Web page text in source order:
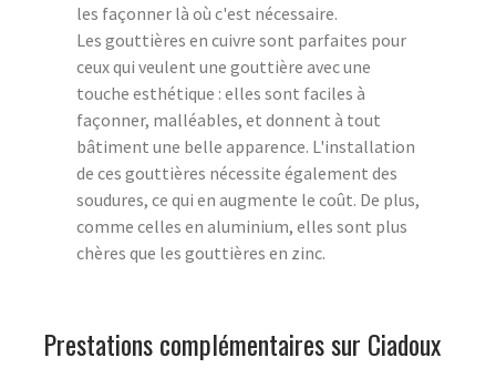
les façonner là où c'est nécessaire.
Les gouttières en cuivre sont parfaites pour
ceux qui veulent une gouttière avec une
touche esthétique : elles sont faciles à
façonner, malléables, et donnent à tout
bâtiment une belle apparence. L'installation
de ces gouttières nécessite également des
soudures, ce qui en augmente le coût. De plus,
comme celles en aluminium, elles sont plus
chères que les gouttières en zinc.
Prestations complémentaires sur Ciadoux